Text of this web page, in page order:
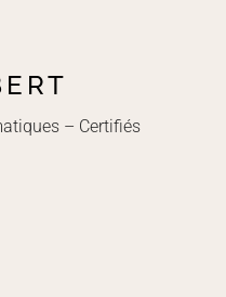
– Certifiés